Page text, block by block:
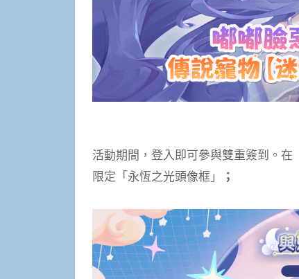
活動期間，登入即可參與雙重簽到。
限定「永恆之光頭像框」
；